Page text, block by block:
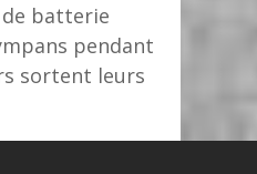
batterie
pendant
sortent leurs